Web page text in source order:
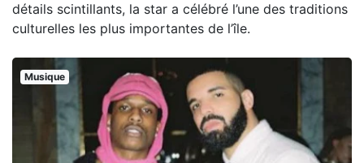
détails scintillants, la star a célébré l’une des traditions
culturelles les plus importantes de l’île.
Musique